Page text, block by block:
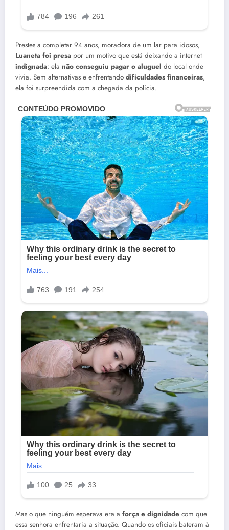
Prestes a completar 94 anos, moradora de um lar para idosos,
Luaneta foi presa por um motivo que está deixando a internet
indignada: ela não conseguiu pagar o aluguel do local onde
vivia. Sem alternativas e enfrentando dificuldades financeiras,
ela foi surpreendida com a chegada da polícia.
Mas o que ninguém esperava era a força e dignidade com que
essa senhora enfrentaria a situação. Quando os oficiais bateram à